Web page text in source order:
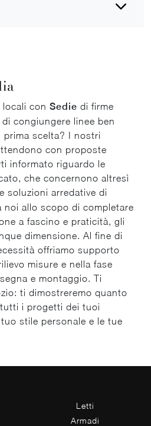
con Sedie di firme
congiungere linee ben
prima scelta? I nostri
con proposte
informato riguardo le
che concernono altresì
soluzioni arredative di
noi allo scopo di completare
a fascino e praticità, gli
dimensione. Al fine di
offriamo supporto
misure e nella fase
e montaggio. Ti
ti dimostreremo quanto
i progetti dei tuoi
stile personale e le tue
Letti
Armadi